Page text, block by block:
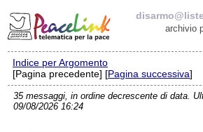
archivio
Elenco delle liste
disarmo@liste.peacelink.it
Indice per Argomento
[Pagina precedente] [Pagina successiva]
35 messaggi, in ordine decrescente di data.
09/08/2026 16:24